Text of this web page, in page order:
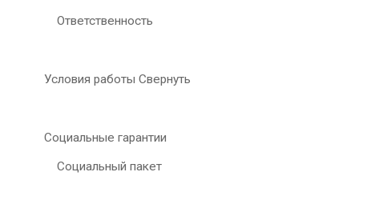
Ответственность
Условия работы Свернуть
Социальные гарантии
Социальный пакет